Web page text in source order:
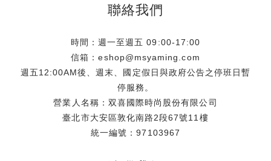
聯絡我們
時間：週一至週五 09:00-17:00
信箱：eshop@msyaming.com
週五12:00AM後、週末、國定假日與政府公告之停班日暫
停服務。
營業人名稱：双喜國際時尚股份有限公司
臺北市大安區敦化南路2段67號11樓
統一編號：97103967